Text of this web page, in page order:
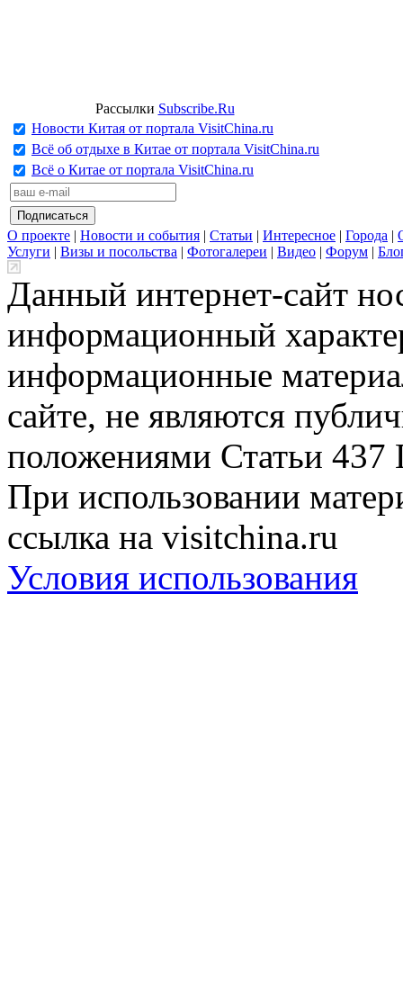
Рассылки Subscribe.Ru
Новости Китая от портала VisitChina.ru
Всё об отдыхе в Китае от портала VisitChina.ru
Всё о Китае от портала VisitChina.ru
О проекте | Новости и события | Статьи | Интересное | Города |
Услуги | Визы и посольства | Фотогалереи | Видео | Форум |
Данный интернет-сайт
информационный
информационные
сайте, не являются
положениями Статьи 437
При использовании
ссылка на visitchina.ru
Условия использования